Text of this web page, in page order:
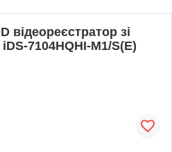
відеореєстратор зі
7104HQHI-M1/S(E)